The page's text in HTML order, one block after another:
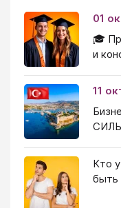
01
🎓
и
11
Кто
быть